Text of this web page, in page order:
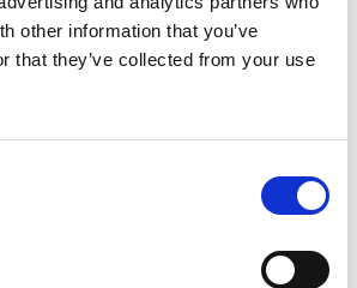
other information that you’ve
that they’ve collected from your use
Grund sollte nach der
kleines oder mittelständisches
eine möglichst schmale,
das Unternehmen in dieser
, sollte von
vorgedrungen werden.
nach einem einfachen und
Ansatz klingt, wird in der Praxis